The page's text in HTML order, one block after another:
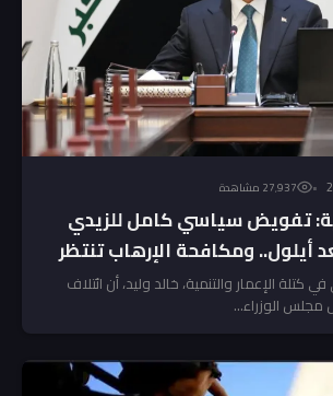
27٬937 مشاهدة
تفويض سياسي كامل للزيدي
أيلول.. ومكافحة الإرهاب تنتظر
كتلة الإعمار والتنمية، خالد وليد، أن ائتلاف
مجلس الوزراء...